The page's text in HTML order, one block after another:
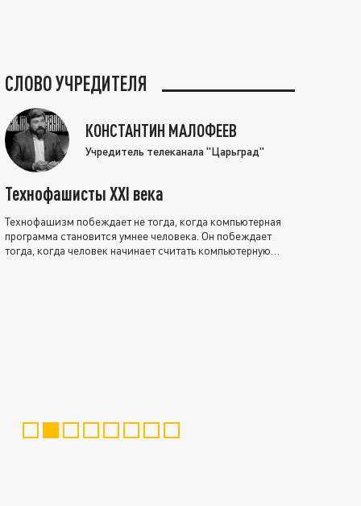
СЛОВО УЧРЕДИТЕЛЯ
КОНСТАНТИН МАЛОФЕЕВ
Учредитель телеканала "Царьград"
Технофашисты XXI века
Технофашизм побеждает не тогда, когда компьютерная
программа становится умнее человека. Он побеждает
тогда, когда человек начинает считать компьютерную